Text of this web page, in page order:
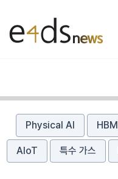
Physical AI HBM
AIoT 특수 가스